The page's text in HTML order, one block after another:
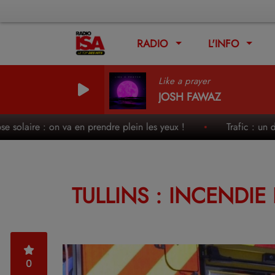
RADIO L'INFO
Like a prayer
JOSH FAWAZ
: on va en prendre plein les yeux ! Trafic : un des
TULLINS :
0